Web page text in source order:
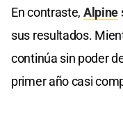
En contraste, Alpine
sus resultados.
continúa sin poder
primer año casi